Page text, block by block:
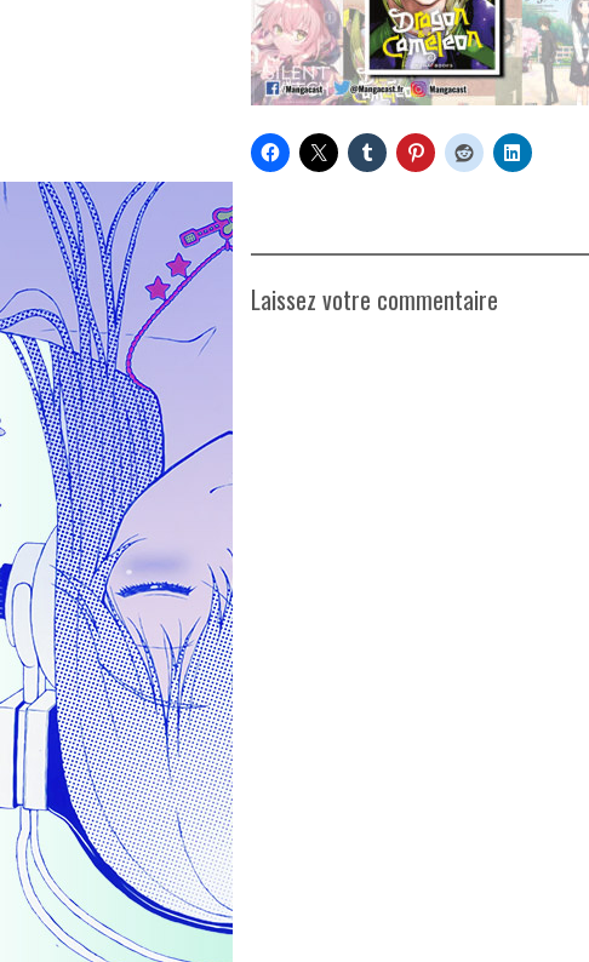
Laissez votre commentaire